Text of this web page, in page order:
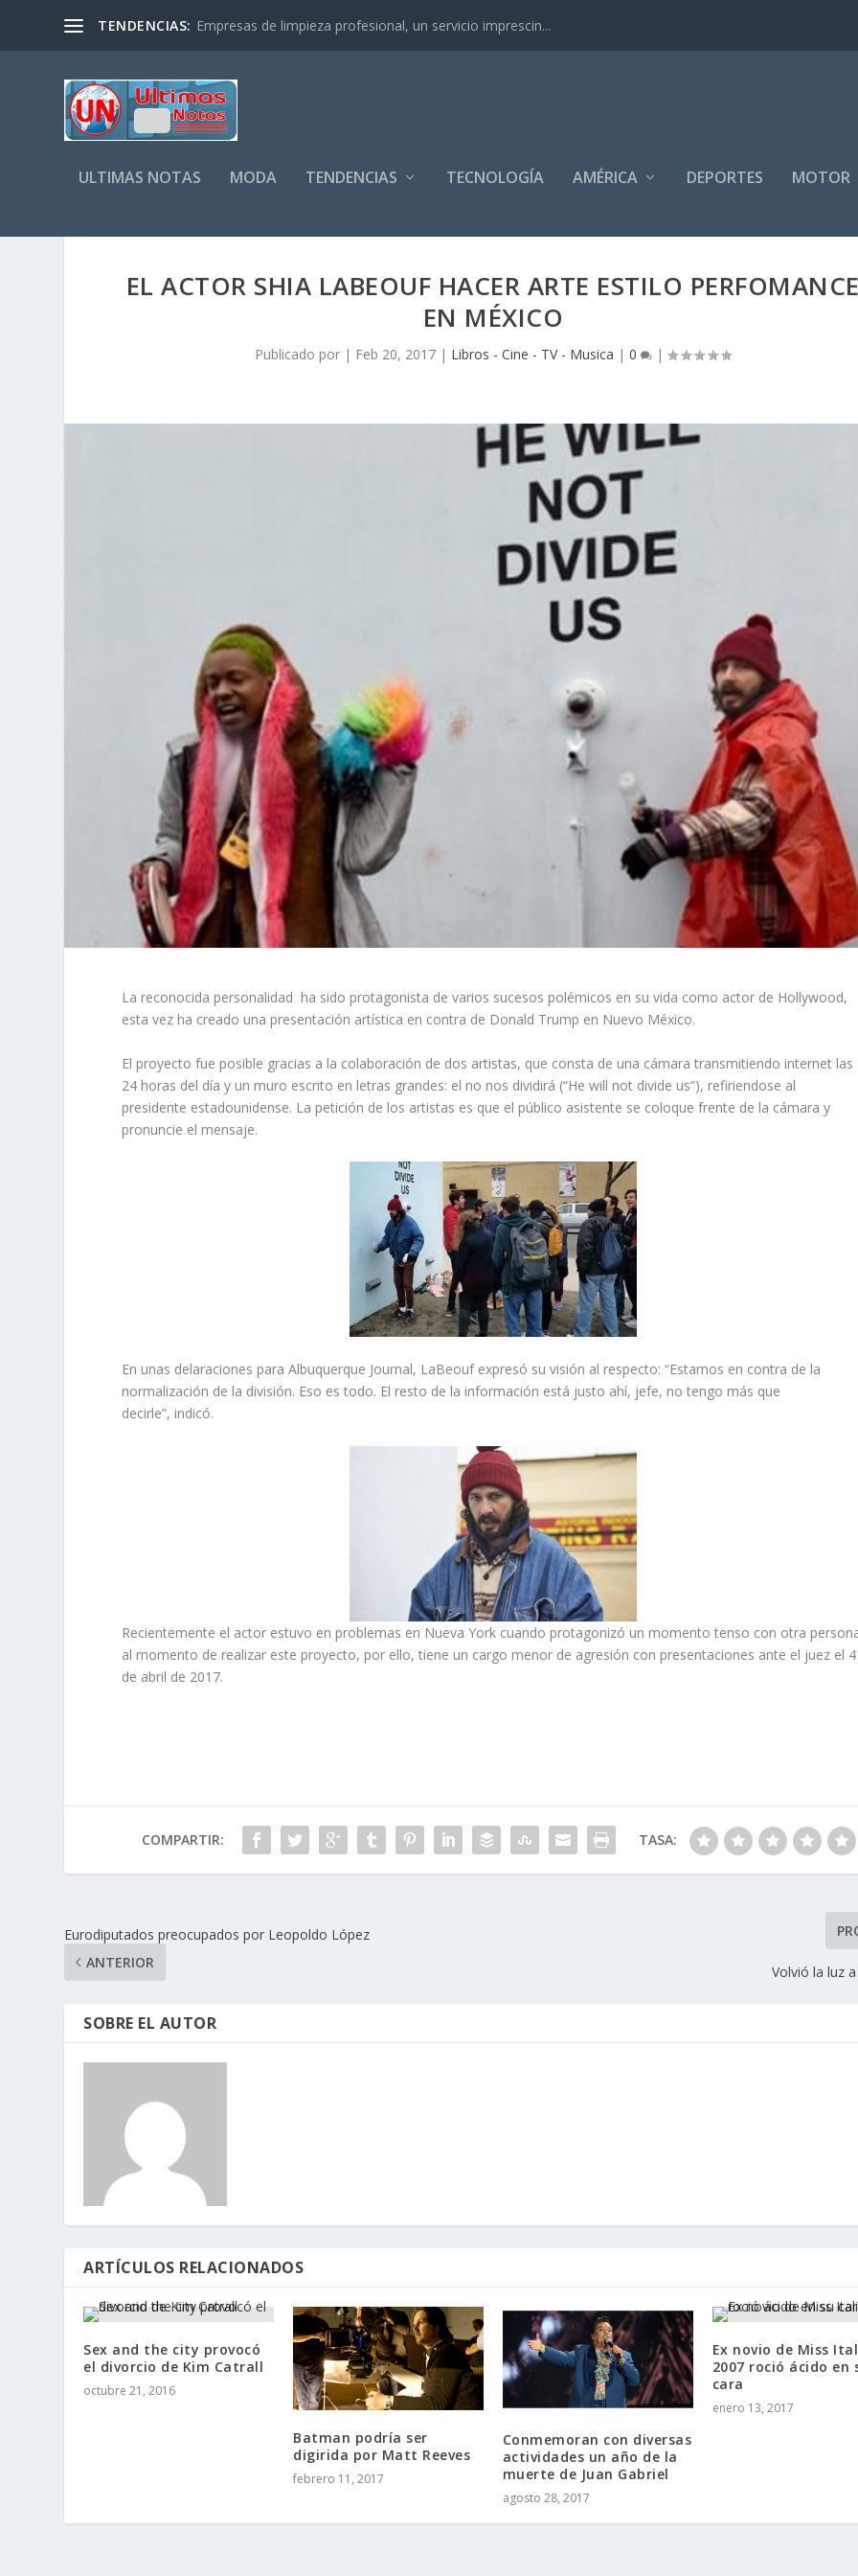
TENDENCIAS: Empresas de limpieza profesional, un servicio imprescin...
ULTIMAS NOTAS MODA TENDENCIAS TECNOLOGÍA AMÉRICA DEPORTES MOTOR
EL ACTOR SHIA LABEOUF HACER ARTE ESTILO
EN MÉXICO
Publicado por | Feb 20, 2017 | Libros - Cine - TV - Musica |0 |
La reconocida personalidad ha sido protagonista de varios sucesos polémicos en su vida como actor de Hollywood,
esta vez ha creado una presentación artística en contra de Donald Trump en Nuevo México.
El proyecto fue posible gracias a la colaboración de dos artistas, que consta de una cámara transmitiendo internet las
24 horas del día y un muro escrito en letras grandes: el no nos dividirá (“He will not divide us”), refiriendose al
presidente estadounidense. La petición de los artistas es que el público asistente se coloque frente de la cámara y
pronuncie el mensaje.
En unas delaraciones para Albuquerque Journal, LaBeouf expresó su visión al respecto: “Estamos en contra de la
normalización de la división. Eso es todo. El resto de la información está justo ahí, jefe, no tengo más que
decirle”, indicó.
Recientemente el actor estuvo en problemas en Nueva York cuando protagonizó un momento tenso con otra
al momento de realizar este proyecto, por ello, tiene un cargo menor de agresión con presentaciones ante el juez el 4
de abril de 2017.
COMPARTIR: TASA:
Eurodiputados preocupados por Leopoldo López
ANTERIOR
Volvió la luz
SOBRE EL AUTOR
ARTÍCULOS RELACIONADOS
Sex and the city provocó
el divorcio de Kim Catrall
octubre 21, 2016
Batman podría ser
digirida por Matt Reeves
febrero 11, 2017
Conmemoran con diversas
actividades un año de la
muerte de Juan Gabriel
agosto 28, 2017
Ex novio de Miss
2007 roció ácido en
cara
enero 13, 2017